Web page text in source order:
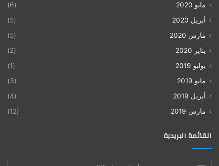
مايو 2020
(6)
أبريل 2020
(5)
مارس 2020
(5)
يناير 2020
(2)
يوليو 2019
(1)
مايو 2019
(3)
أبريل 2019
(4)
مارس 2019
(12)
القائمة البريدية